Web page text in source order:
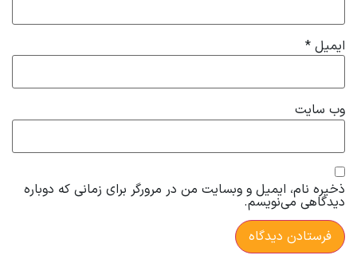
ایمیل *
وب‌ سایت
ذخیره نام، ایمیل و وبسایت من در مرورگر برای زمانی که دوباره
دیدگاهی می‌نویسم.